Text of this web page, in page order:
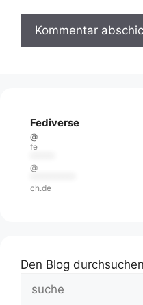
Fediverse
@
fe
@
ch.de
Den Blog durchsuchen